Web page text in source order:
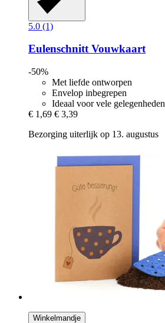
5.0 (1)
EulenschnittVouwkaart
-50%
Met liefde ontworpen
Envelop inbegrepen
Ideaal voor vele gelegenheden
€ 1,69 € 3,39
Bezorging uiterlijk op 13. augustus
Winkelmandje